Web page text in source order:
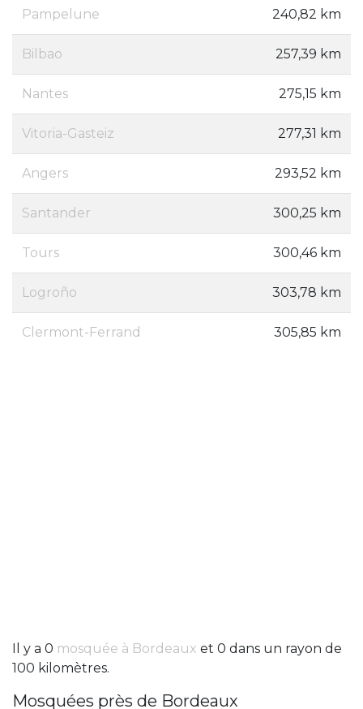
Pampelune 240,82 km
Bilbao 257,39 km
Nantes 275,15 km
Vitoria-Gasteiz 277,31 km
Angers 293,52 km
Santander 300,25 km
Tours 300,46 km
Logroño 303,78 km
Clermont-Ferrand 305,85 km
Il y a 0 mosquée à Bordeaux et 0 dans un rayon de
100 kilomètres.
Mosquées près de Bordeaux